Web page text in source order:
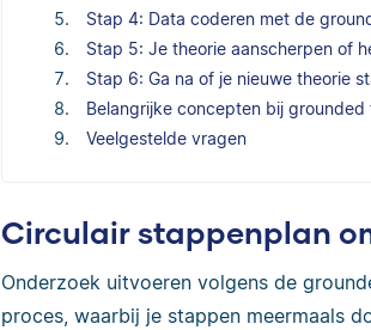
Stap 4: Data coderen met de
Stap 5: Je theorie aanscherpen of
Stap 6: Ga na of je nieuwe theorie
Belangrijke concepten bij grounded
Veelgestelde vragen
Circulair stappenplan
Onderzoek uitvoeren volgens de
proces, waarbij je stappen meermaals